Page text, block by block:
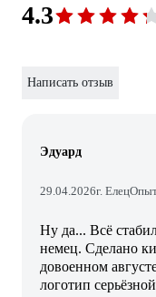
4.3
Написать отзыв
Эдуард
29.04.2026г. Елец
Ну да... Всё
немец. Сделано
довоенном
логотип